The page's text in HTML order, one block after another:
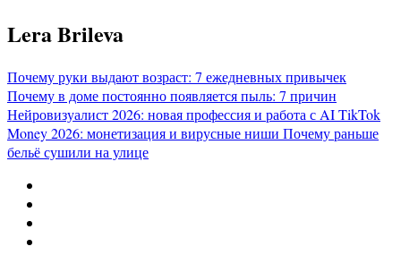
Перейти
к
Lera Brileva
Почему руки выдают возраст: 7 ежедневных привычек
Почему в доме постоянно появляется пыль: 7 причин
Нейровизуалист 2026: новая профессия и работа с AITikTok
Money 2026: монетизация и вирусные ниши Почему раньше
бельё сушили на улице